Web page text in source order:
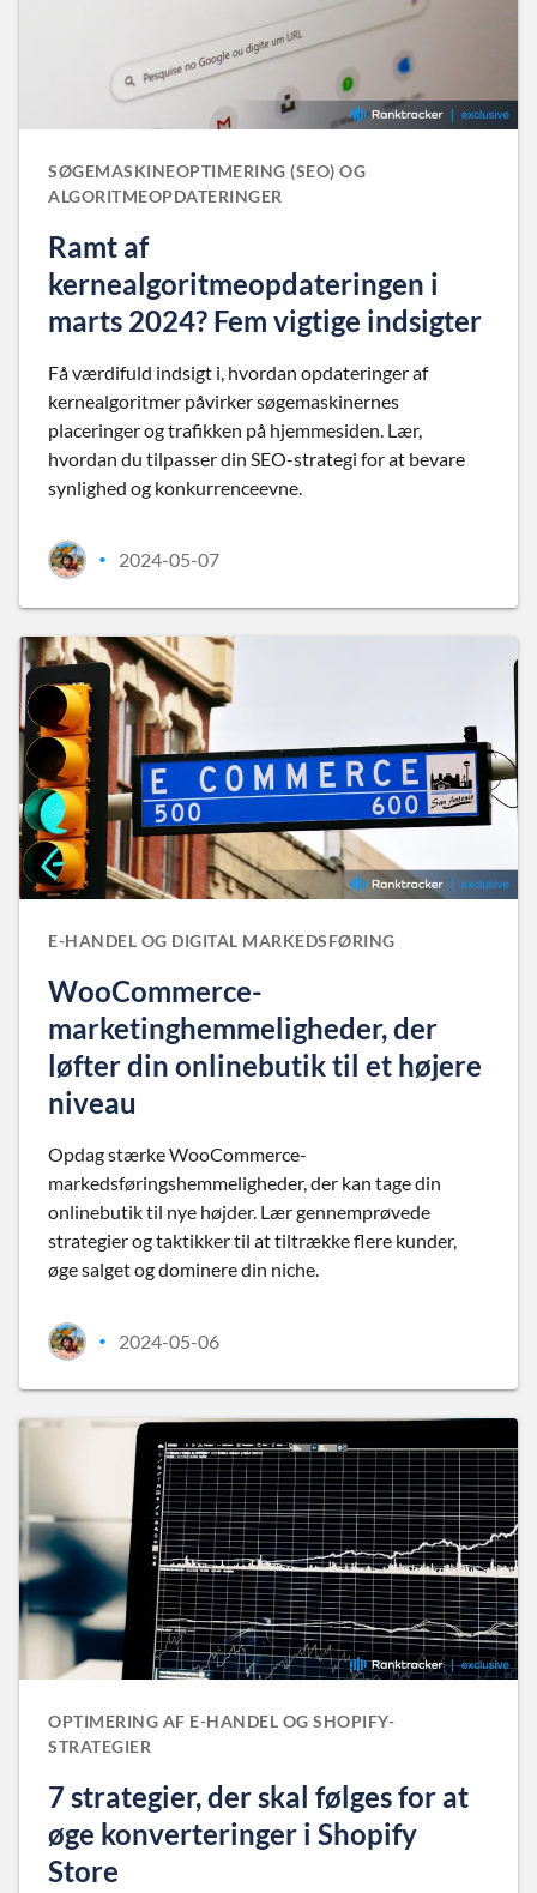
SØGEMASKINEOPTIMERING (SEO) OG
ALGORITMEOPDATERINGER
Ramt af
kernealgoritmeopdateringen i
marts 2024? Fem vigtige indsigter
Få værdifuld indsigt i, hvordan opdateringer af
kernealgoritmer påvirker søgemaskinernes
placeringer og trafikken på hjemmesiden. Lær,
hvordan du tilpasser din SEO-strategi for at bevare
synlighed og konkurrenceevne.
• 2024-05-07
E-HANDEL OG DIGITAL MARKEDSFØRING
WooCommerce-
marketinghemmeligheder, der
løfter din onlinebutik til et højere
niveau
Opdag stærke WooCommerce-
markedsføringshemmeligheder, der kan tage din
onlinebutik til nye højder. Lær gennemprøvede
strategier og taktikker til at tiltrække flere kunder,
øge salget og dominere din niche.
• 2024-05-06
OPTIMERING AF E-HANDEL OG SHOPIFY-
STRATEGIER
7 strategier, der skal følges for at
øge konverteringer i Shopify
Store